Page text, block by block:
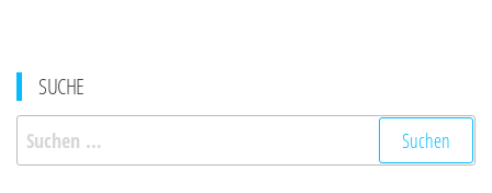
SUCHE
Suchen
nach: